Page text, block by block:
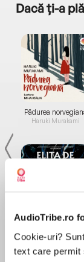
AudioTribe.ro
Cookie-uri?
text care permit
Dacă ți-a
Pădurea
Haruki Murakami
Elita de Argint
de...
Dani Francis